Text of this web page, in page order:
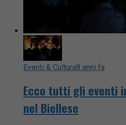
Eventi & Cultura8 anni fa
Ecco tutti gli eventi
nel Biellese